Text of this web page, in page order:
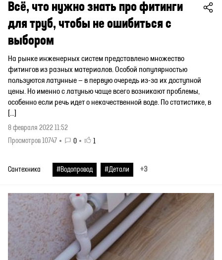
Всё, что нужно знать про фитинги
для труб, чтобы не ошибиться с
выбором
На рынке инженерных систем представлено множество
фитингов из разных материалов. Особой популярностью
пользуются латунные — в первую очередь из-за их доступной
цены. Но именно с латунью чаще всего возникают проблемы,
особенно если речь идет о некачественной воде. По статистике, в
[…]
8 февраля 2022 11:52
Просмотров 10747
0
Сантехника #Водопровод #Детали +3